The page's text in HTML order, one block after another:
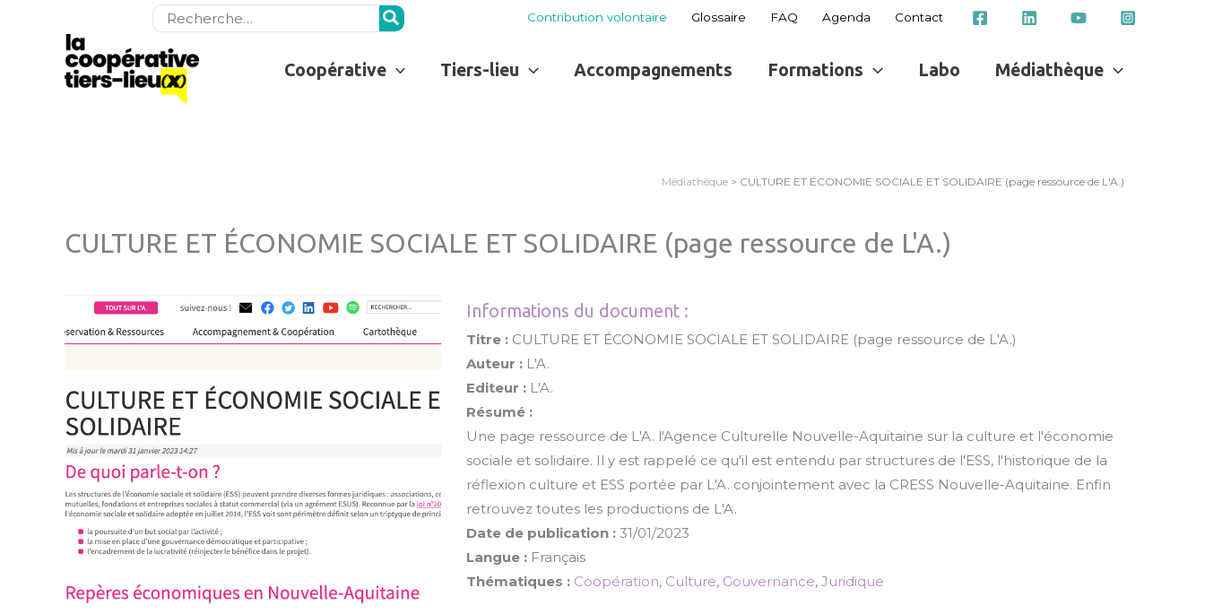
Rechercher: Contribution volontaire Glossaire FAQ Agenda Contact
Coopérative Tiers-lieu Accompagnements Formations Labo Médiathèque
Médiathèque > CULTURE ET ÉCONOMIE SOCIALE ET SOLIDAIRE (page ressource de L'A.)
CULTURE ET ÉCONOMIE SOCIALE ET SOLIDAIRE (page ressource de L'A.)
Informations du document :
Titre : CULTURE ET ÉCONOMIE SOCIALE ET SOLIDAIRE (page ressource de L'A.)
Auteur : L'A.
Editeur : L'A.
Résumé :
Une page ressource de L'A. l'Agence Culturelle Nouvelle-Aquitaine sur la culture et l'économie
sociale et solidaire. Il y est rappelé ce qu'il est entendu par structures de l'ESS, l'historique de la
réflexion culture et ESS portée par L'A. conjointement avec la CRESS Nouvelle-Aquitaine. Enfin
retrouvez toutes les productions de L'A.
Date de publication : 31/01/2023
Langue : Français
Thématiques : Coopération, Culture, Gouvernance, Juridique